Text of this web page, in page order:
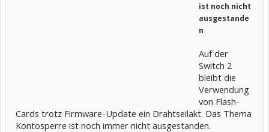
ist noch nicht
ausgestande
n
Auf der
Switch 2
bleibt die
Verwendung
von Flash-
Cards trotz Firmware-Update ein Drahtseilakt. Das Thema
Kontosperre ist noch immer nicht ausgestanden.